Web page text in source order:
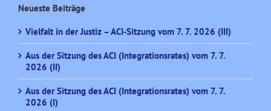
Neueste Beiträge
Vielfalt in der Justiz – ACI-Sitzung vom 7. 7. 2026 (III)
Aus der Sitzung des ACI (Integrationsrates) vom 7. 7.
2026 (II)
Aus der Sitzung des ACI (Integrationsrates) vom 7. 7.
2026 (I)